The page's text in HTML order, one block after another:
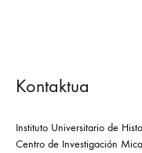
Kontaktua
Instituto Universitario de
Centro de Investigación